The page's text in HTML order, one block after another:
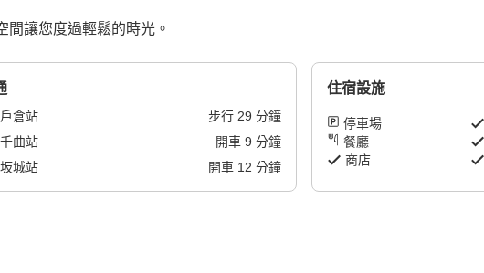
讓您度過輕鬆的時光。
戶倉站 步行 29 分鐘
千曲站
開車 9 分鐘
坂城站
開車 12 分鐘
住宿設施
停車場
餐廳
商店